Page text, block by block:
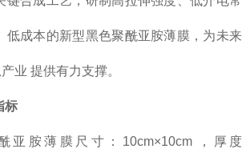
低成本的新型黑色聚酰亚胺薄膜，为未来
业 提供有力支撑。
标
亚胺薄膜尺寸：10cm×10cm ，厚度